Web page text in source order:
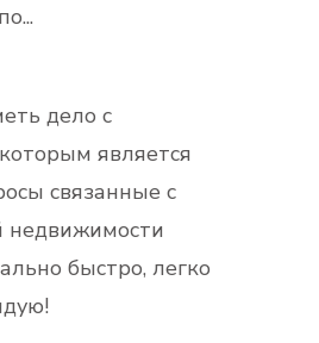
дело с
является
связанные с
недвижимости
быстро, легко